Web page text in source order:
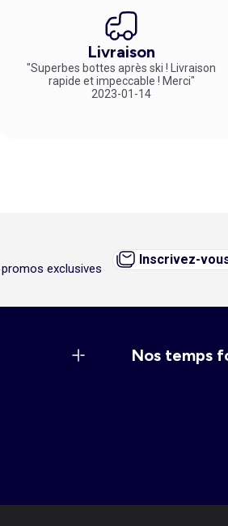
Livraison
"Superbes bottes après ski ! Livraison
rapide et impeccable ! Merci"
2023-01-14
exclusives
Inscrivez-
Nos temps